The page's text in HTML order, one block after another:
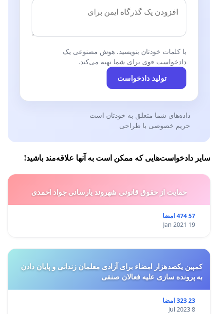
با کلمات خودتان بنویسید. هوش مصنوعی یک
دادخواست قوی برای شما تهیه می‌کند.
تولید دادخواست
داده‌های شما متعلق به خودتان است
حریم خصوصی با طراحی
سایر دادخواست‌هایی که ممکن است به آنها علاقه‌مند باشید!
حمایت از حقوق قانونی شهروند یارسانی جواد احمدی
57 474 امضا
19 Jan 2021
کمپین یکصدهزار امضاء برای آزادی معلمان زندانی و پایان دادن
به پرونده سازی علیه فعالان صنفی
23 323 امضا
8 Jul 2023